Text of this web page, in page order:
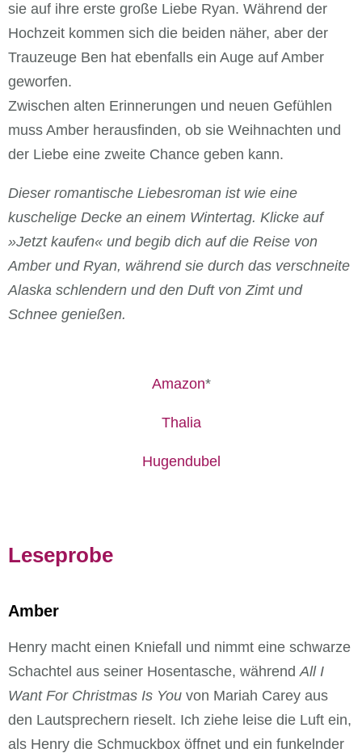
sie auf ihre erste große Liebe Ryan. Während der
Hochzeit kommen sich die beiden näher, aber der
Trauzeuge Ben hat ebenfalls ein Auge auf Amber
geworfen.
Zwischen alten Erinnerungen und neuen Gefühlen
muss Amber herausfinden, ob sie Weihnachten und
der Liebe eine zweite Chance geben kann.
Dieser romantische Liebesroman ist wie eine
kuschelige Decke an einem Wintertag. Klicke auf
»Jetzt kaufen« und begib dich auf die Reise von
Amber und Ryan, während sie durch das verschneite
Alaska schlendern und den Duft von Zimt und
Schnee genießen.
Amazon*
Thalia
Hugendubel
Leseprobe
Amber
Henry macht einen Kniefall und nimmt eine schwarze
Schachtel aus seiner Hosentasche, während All I
Want For Christmas Is You von Mariah Carey aus
den Lautsprechern rieselt. Ich ziehe leise die Luft ein,
als Henry die Schmuckbox öffnet und ein funkelnder